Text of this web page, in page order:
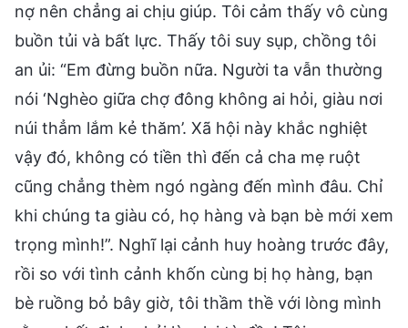
nợ nên chẳng ai chịu giúp. Tôi cảm thấy vô cùng
buồn tủi và bất lực. Thấy tôi suy sụp, chồng tôi
an ủi: “Em đừng buồn nữa. Người ta vẫn thường
nói ‘Nghèo giữa chợ đông không ai hỏi, giàu nơi
núi thẳm lắm kẻ thăm’. Xã hội này khắc nghiệt
vậy đó, không có tiền thì đến cả cha mẹ ruột
cũng chẳng thèm ngó ngàng đến mình đâu. Chỉ
khi chúng ta giàu có, họ hàng và bạn bè mới xem
trọng mình!”. Nghĩ lại cảnh huy hoàng trước đây,
rồi so với tình cảnh khốn cùng bị họ hàng, bạn
bè ruồng bỏ bây giờ, tôi thầm thề với lòng mình